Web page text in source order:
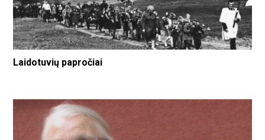
Laidotuvių papročiai